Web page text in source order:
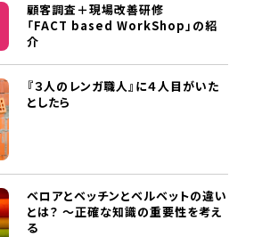
顧客調査＋現場改善研修
「FACT based WorkShop」の紹
介
『３人のレンガ職人』に４人目がいた
としたら
ベロアとベッチンとベルベットの違い
とは？ ～正確な知識の重要性を考え
る